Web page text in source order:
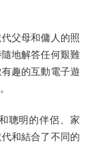
父母和傭人的照
地解答任何艱難
趣的互動電子遊
明的伴侶、家
和結合了不同的